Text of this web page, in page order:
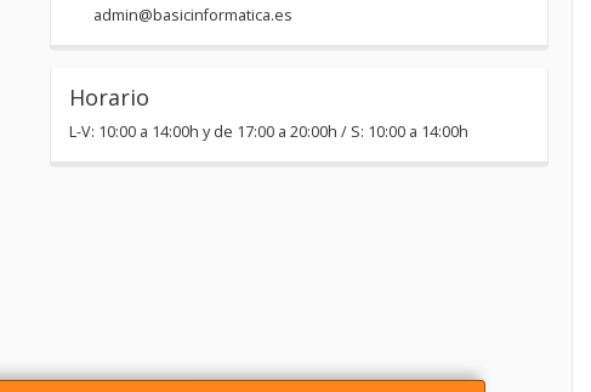
admin@basicinformatica.es
Horario
L-V: 10:00 a 14:00h y de 17:00 a 20:00h / S: 10:00 a 14:00h